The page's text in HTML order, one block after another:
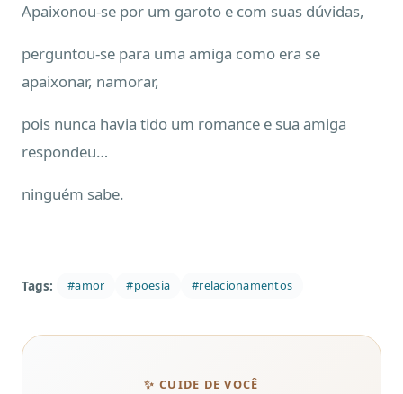
Apaixonou-se por um garoto e com suas dúvidas,
perguntou-se para uma amiga como era se
apaixonar, namorar,
pois nunca havia tido um romance e sua amiga
respondeu…
ninguém sabe.
Tags: #amor #poesia #relacionamentos
✨ CUIDE DE VOCÊ